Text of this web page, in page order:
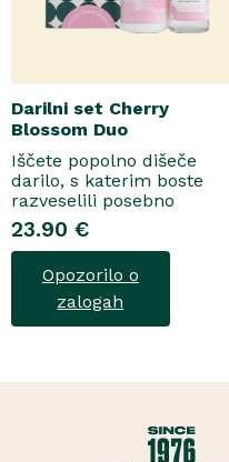
Darilni set Cherry
Blossom Duo
Iščete popolno dišeče
darilo, s katerim boste
razveselili posebno
osebo? Spoznajte naš
darilni set Cherry Blossom
Duo, popolno harmonijo
nežne nege in razkošnega
vonja, ki poskrbi za dobro
počutje vsak dan. Ta
23.90 €
Opozorilo o
zalogah